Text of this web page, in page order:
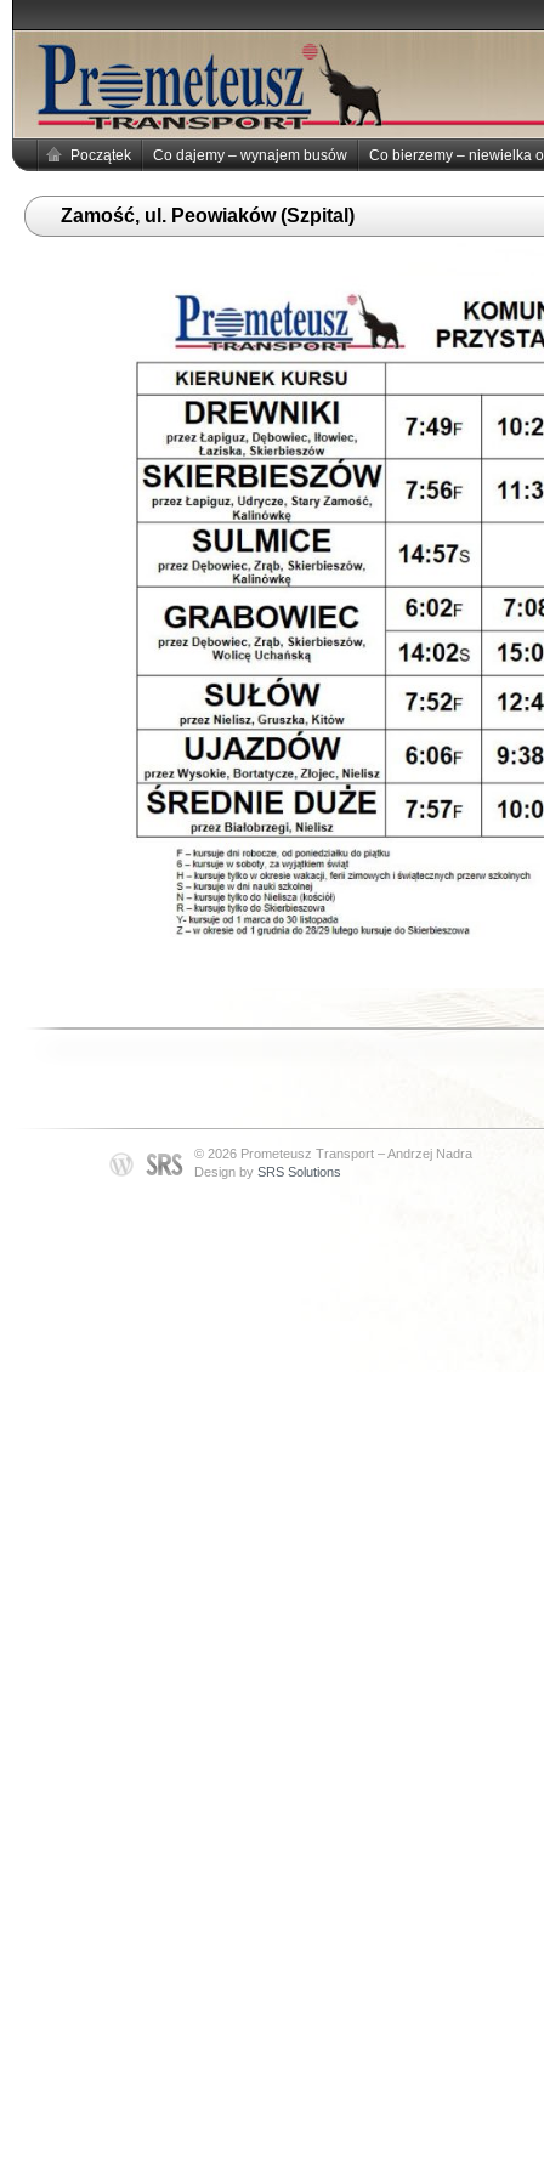
Początek Co dajemy – wynajem busów Co bierzemy – niewielka
Zamość, ul. Peowiaków (Szpital)
© 2026 Prometeusz Transport – Andrzej Nadra
Design by SRS Solutions